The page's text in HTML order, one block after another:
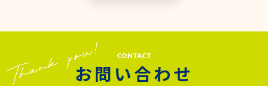
CONTACT
お問い合わせ